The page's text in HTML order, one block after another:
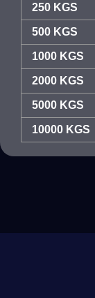
250 KGS
500 KGS
1000 KGS
2000 KGS
5000 KGS
10000 KGS